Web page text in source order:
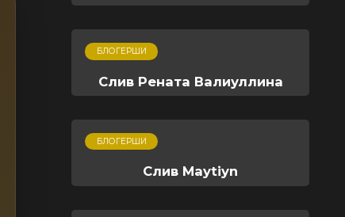
БЛОГЕРШИ
Слив Рената Валиуллина
БЛОГЕРШИ
Слив Maytiyn